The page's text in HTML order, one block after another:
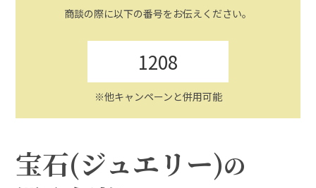
商談の際に以下の番号をお伝えください。
1208
※他キャンペーンと併用可能
宝石(ジュエリー)の